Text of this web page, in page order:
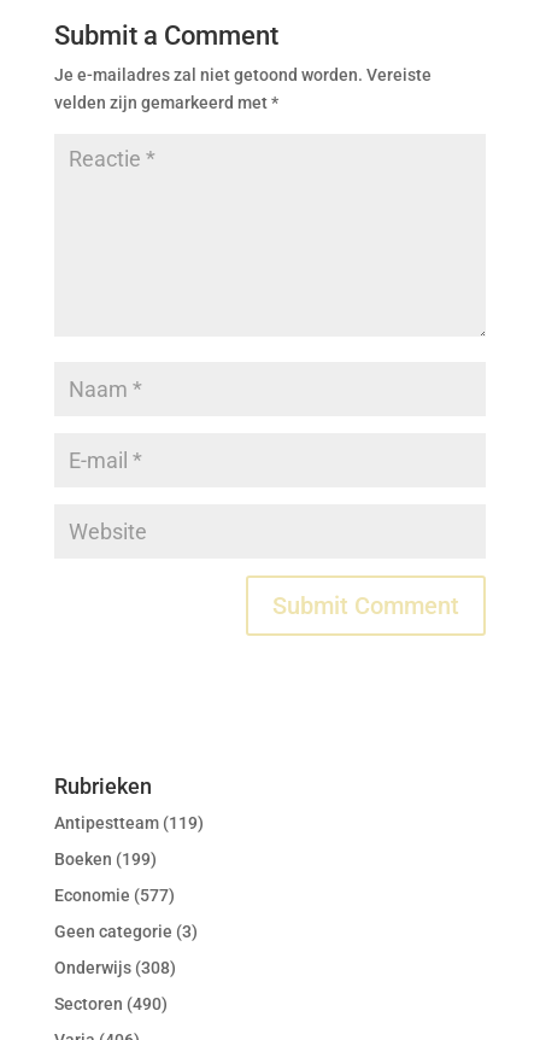
Submit a Comment
Je e-mailadres zal niet getoond worden. Vereiste
velden zijn gemarkeerd met*
Rubrieken
Antipestteam(119)
Boeken (199)
Economie (577)
Geen categorie (3)
Onderwijs(308)
Sectoren (490)